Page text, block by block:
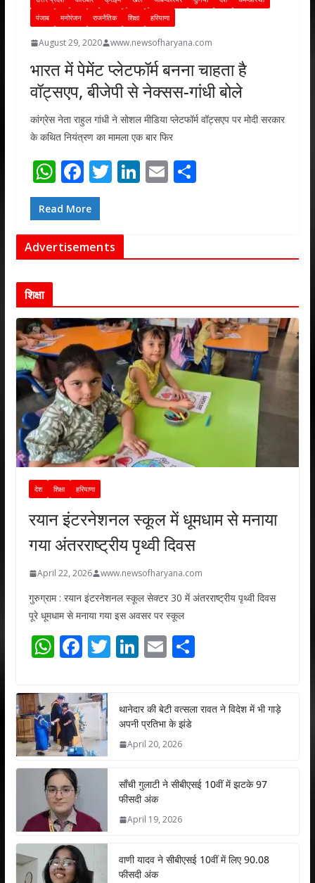
पंजाब
मनोरंजन राजनैतिक शिक्षा हरियाणा
August 29, 2020 www.newsofharyana.com
भारत में पेमेंट प्लेटफॉर्म बनना चाहता है
वॉट्सएप, बीजेपी से नेक्सस-गांधी बोले
कांग्रेस नेता राहुल गांधी ने सोशल मीडिया प्लेटफॉर्म वॉट्सएप पर मोदी सरकार
के कथित नियंत्रण का मामला एक बार फिर
W
h
at
s
A
p
F
ac
e
b
o
k
T
er
Li
dI
E S
Read More
Advertisements
शिक्षा
देश शिक्षा हरियाणा
रयान इंटरनेशनल स्कूल में धूमधाम से मनाया
गया अंतरराष्ट्रीय पृथ्वी दिवस
April 22, 2026 www.newsofharyana.com
गुरुग्राम : रयान इंटरनेशनल स्कूल सेक्टर 30 में अंतरराष्ट्रीय पृथ्वी दिवस
पूरे धूमधाम से मनाया गया इस अवसर पर स्कूल
W
at
s
A
p
p
F
e
b
o
o
T
er
Li
e
dI
E
l
S
e
थानेदार की बेटी वत्सला रावत ने विदेश में भी गाड़े
अपनी प्रतिभा के झंडे
April 20, 2026
साँची गुलाटी ने सीबीएसई 10वीं में झटके 97
फीसदी अंक
April 19, 2026
वाणी यादव ने सीबीएसई 10वीं में लिए 90.08
फीसदी अंक